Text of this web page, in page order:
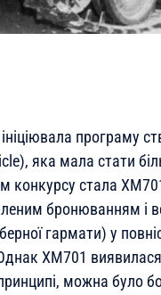
програму
яка мала стати
конкурсу стала
бронюванням і
гармати) у
ХМ701
можна було